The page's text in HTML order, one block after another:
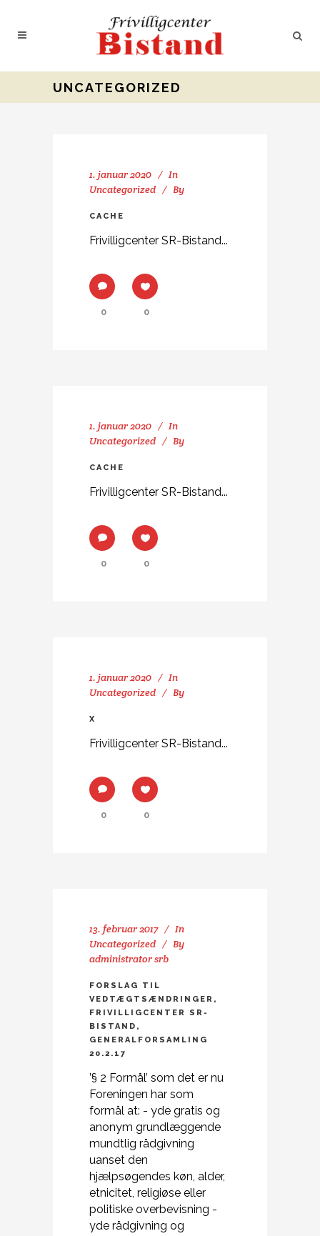
UNCATEGORIZED
1. januar 2020
In
Uncategorized
By
CACHE
Frivilligcenter SR-Bistand...
0 0
1. januar 2020
In
Uncategorized
By
CACHE
Frivilligcenter SR-Bistand...
0 0
1. januar 2020
In
Uncategorized
By
X
Frivilligcenter SR-Bistand...
0 0
13. februar 2017
In
Uncategorized
By
administrator srb
FORSLAG TIL
VEDTÆGTSÆNDRINGER,
FRIVILLIGCENTER SR-
BISTAND,
GENERALFORSAMLING
20.2.17
’§ 2 Formål’ som det er nu
Foreningen har som
formål at: - yde gratis og
anonym grundlæggende
mundtlig rådgivning
uanset den
hjælpsøgendes køn, alder,
etnicitet, religiøse eller
politiske overbevisning -
yde rådgivning og